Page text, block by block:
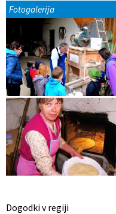
Fotogalerija
Dogodki v regiji